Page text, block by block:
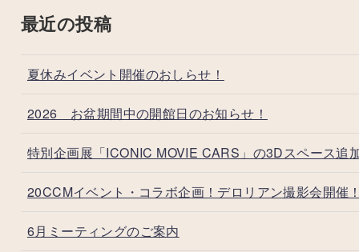
最近の投稿
夏休みイベント開催のおしらせ！
2026 お盆期間中の開館日のお知らせ！
特別企画展「ICONIC MOVIE CARS」の3Dスペース追
20CCMイベント・コラボ企画！デロリアン撮影会開催
6月ミーティングのご案内